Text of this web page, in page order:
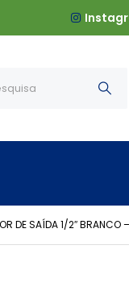
DE SAÍDA 1/2″ BRANCO